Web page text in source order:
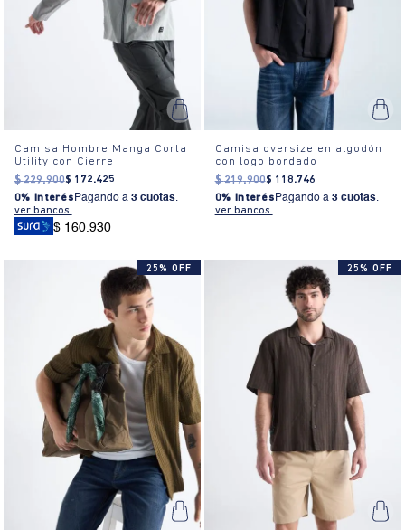
Camisa Hombre Manga Corta
Utility con Cierre
$ 229.900$ 172.425
0% Interés Pagando a 3 cuotas.
ver bancos.
$ 160.930
Camisa oversize en algodón
con logo bordado
$ 219.900$ 118.746
0% Interés Pagando a 3 cuotas.
ver bancos.
25% OFF 25% OFF